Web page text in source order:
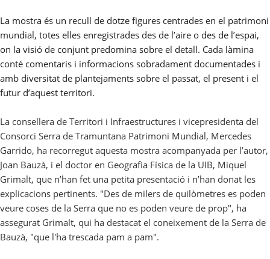
La mostra és un recull de dotze figures centrades en el patrimoni
mundial, totes elles enregistrades des de l’aire o des de l’espai,
on la visió de conjunt predomina sobre el detall. Cada làmina
conté comentaris i informacions sobradament documentades i
amb diversitat de plantejaments sobre el passat, el present i el
futur d’aquest territori.
La consellera de Territori i Infraestructures i vicepresidenta del
Consorci Serra de Tramuntana Patrimoni Mundial, Mercedes
Garrido, ha recorregut aquesta mostra acompanyada per l’autor,
Joan Bauzà, i el doctor en Geografia Física de la UIB, Miquel
Grimalt, que n’han fet una petita presentació i n’han donat les
explicacions pertinents. "Des de milers de quilòmetres es poden
veure coses de la Serra que no es poden veure de prop", ha
assegurat Grimalt, qui ha destacat el coneixement de la Serra de
Bauzà, "que l'ha trescada pam a pam".